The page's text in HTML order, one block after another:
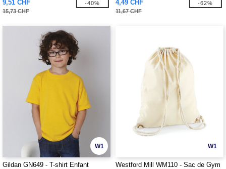
9,51 CHF
15,73 CHF
-40% 4,49 CHF
11,67 CHF
-62%
W1
Gildan GN649 - T-shirt Enfant
W1
Westford Mill WM110 - Sac de Gym